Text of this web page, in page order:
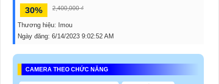
VỤ
30% 2,400,000 ₫
Thương hiệu: Imou
Ngày đăng: 6/14/2023 9:02:52 AM
CAMERA THEO CHỨC NĂNG